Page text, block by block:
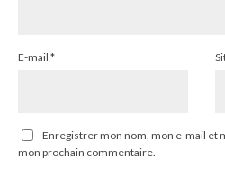
E-mail *
Enregistrer mon nom, mon e-mail et
mon prochain commentaire.